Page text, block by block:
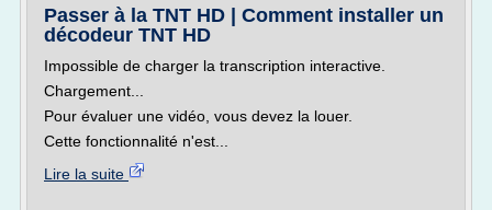
Passer à la TNT HD | Comment installer un
décodeur TNT HD
Impossible de charger la transcription interactive.
Chargement...
Pour évaluer une vidéo, vous devez la louer.
Cette fonctionnalité n'est...
Lire la suite